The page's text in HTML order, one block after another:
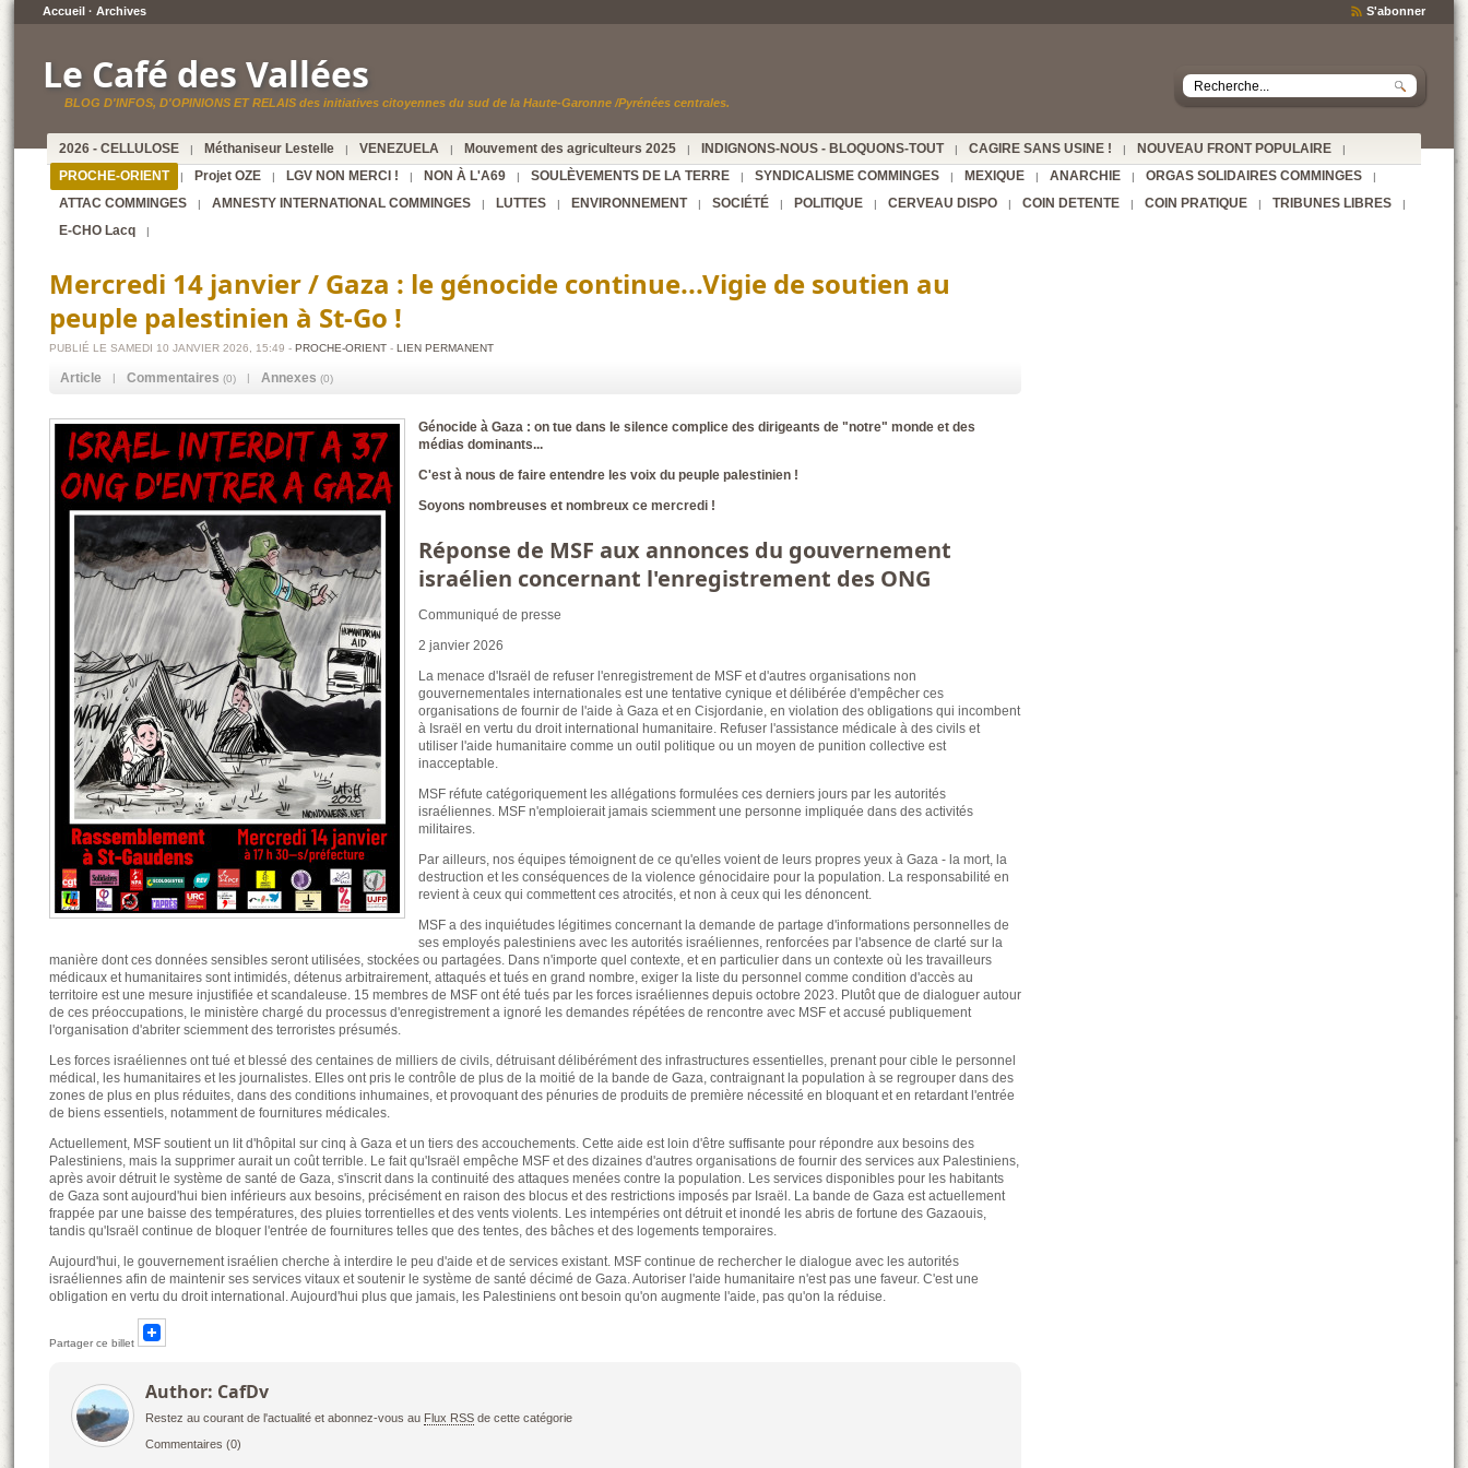
Accueil · Archives S'abonner
Le Café des Vallées
BLOG D'INFOS, D'OPINIONS ET RELAIS des initiatives citoyennes du sud de la Haute-Garonne /Pyrénées centrales.
2026 - CELLULOSE | Méthaniseur Lestelle | VENEZUELA | Mouvement des agriculteurs 2025 | INDIGNONS-NOUS - BLOQUONS-TOUT | CAGIRE SANS USINE ! | NOUVEAU FRONT POPULAIRE |
PROCHE-ORIENT | Projet OZE | LGV NON MERCI ! | NON À L'A69 | SOULÈVEMENTS DE LA TERRE | SYNDICALISME COMMINGES | MEXIQUE | ANARCHIE | ORGAS SOLIDAIRES COMMINGES |
ATTAC COMMINGES | AMNESTY INTERNATIONAL COMMINGES | LUTTES | ENVIRONNEMENT | SOCIÉTÉ | POLITIQUE | CERVEAU DISPO | COIN DETENTE | COIN PRATIQUE | TRIBUNES LIBRES |
E-CHO Lacq |
Mercredi 14 janvier / Gaza : le génocide continue...Vigie de soutien au
peuple palestinien à St-Go !
PUBLIÉ LE SAMEDI 10 JANVIER 2026, 15:49 -PROCHE-ORIENT -LIEN PERMANENT
Article | Commentaires (0) | Annexes (0)
Génocide à Gaza : on tue dans le silence complice des dirigeants de "notre" monde et des
médias dominants...
C'est à nous de faire entendre les voix du peuple palestinien !
Soyons nombreuses et nombreux ce mercredi !
Réponse de MSF aux annonces du gouvernement
israélien concernant l'enregistrement des ONG
Communiqué de presse
2 janvier 2026
La menace d'Israël de refuser l'enregistrement de MSF et d'autres organisations non
gouvernementales internationales est une tentative cynique et délibérée d'empêcher ces
organisations de fournir de l'aide à Gaza et en Cisjordanie, en violation des obligations qui incombent
à Israël en vertu du droit international humanitaire. Refuser l'assistance médicale à des civils et
utiliser l'aide humanitaire comme un outil politique ou un moyen de punition collective est
inacceptable.
MSF réfute catégoriquement les allégations formulées ces derniers jours par les autorités
israéliennes. MSF n'emploierait jamais sciemment une personne impliquée dans des activités
militaires.
Par ailleurs, nos équipes témoignent de ce qu'elles voient de leurs propres yeux à Gaza - la mort, la
destruction et les conséquences de la violence génocidaire pour la population. La responsabilité en
revient à ceux qui commettent ces atrocités, et non à ceux qui les dénoncent.
MSF a des inquiétudes légitimes concernant la demande de partage d'informations personnelles de
ses employés palestiniens avec les autorités israéliennes, renforcées par l'absence de clarté sur la
manière dont ces données sensibles seront utilisées, stockées ou partagées. Dans n'importe quel contexte, et en particulier dans un contexte où les travailleurs
médicaux et humanitaires sont intimidés, détenus arbitrairement, attaqués et tués en grand nombre, exiger la liste du personnel comme condition d'accès au
territoire est une mesure injustifiée et scandaleuse. 15 membres de MSF ont été tués par les forces israéliennes depuis octobre 2023. Plutôt que de dialoguer autour
de ces préoccupations, le ministère chargé du processus d'enregistrement a ignoré les demandes répétées de rencontre avec MSF et accusé publiquement
l'organisation d'abriter sciemment des terroristes présumés.
Les forces israéliennes ont tué et blessé des centaines de milliers de civils, détruisant délibérément des infrastructures essentielles, prenant pour cible le personnel
médical, les humanitaires et les journalistes. Elles ont pris le contrôle de plus de la moitié de la bande de Gaza, contraignant la population à se regrouper dans des
zones de plus en plus réduites, dans des conditions inhumaines, et provoquant des pénuries de produits de première nécessité en bloquant et en retardant l'entrée
de biens essentiels, notamment de fournitures médicales.
Actuellement, MSF soutient un lit d'hôpital sur cinq à Gaza et un tiers des accouchements. Cette aide est loin d'être suffisante pour répondre aux besoins des
Palestiniens, mais la supprimer aurait un coût terrible. Le fait qu'Israël empêche MSF et des dizaines d'autres organisations de fournir des services aux Palestiniens,
après avoir détruit le système de santé de Gaza, s'inscrit dans la continuité des attaques menées contre la population. Les services disponibles pour les habitants
de Gaza sont aujourd'hui bien inférieurs aux besoins, précisément en raison des blocus et des restrictions imposés par Israël. La bande de Gaza est actuellement
frappée par une baisse des températures, des pluies torrentielles et des vents violents. Les intempéries ont détruit et inondé les abris de fortune des Gazaouis,
tandis qu'Israël continue de bloquer l'entrée de fournitures telles que des tentes, des bâches et des logements temporaires.
Aujourd'hui, le gouvernement israélien cherche à interdire le peu d'aide et de services existant. MSF continue de rechercher le dialogue avec les autorités
israéliennes afin de maintenir ses services vitaux et soutenir le système de santé décimé de Gaza. Autoriser l'aide humanitaire n'est pas une faveur. C'est une
obligation en vertu du droit international. Aujourd'hui plus que jamais, les Palestiniens ont besoin qu'on augmente l'aide, pas qu'on la réduise.
Partager ce billet
Author: CafDv
Restez au courant de l'actualité et abonnez-vous au Flux RSS de cette catégorie
Commentaires (0)